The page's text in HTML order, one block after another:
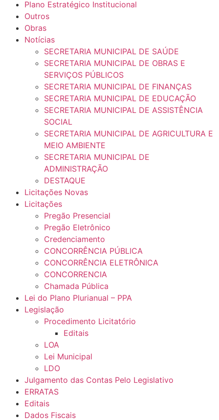
Plano Estratégico Institucional
Outros
Obras
Notícias
SECRETARIA MUNICIPAL DE SAÚDE
SECRETARIA MUNICIPAL DE OBRAS E
SERVIÇOS PÚBLICOS
SECRETARIA MUNICIPAL DE FINANÇAS
SECRETARIA MUNICIPAL DE EDUCAÇÃO
SECRETARIA MUNICIPAL DE ASSISTÊNCIA
SOCIAL
SECRETARIA MUNICIPAL DE AGRICULTURA E
MEIO AMBIENTE
SECRETARIA MUNICIPAL DE
ADMINISTRAÇÃO
DESTAQUE
Licitações Novas
Licitações
Pregão Presencial
Pregão Eletrônico
Credenciamento
CONCORRÊNCIA PÚBLICA
CONCORRÊNCIA ELETRÔNICA
CONCORRENCIA
Chamada Pública
Lei do Plano Plurianual – PPA
Legislação
Procedimento Licitatório
Editais
LOA
Lei Municipal
LDO
Julgamento das Contas Pelo Legislativo
ERRATAS
Editais
Dados Fiscais